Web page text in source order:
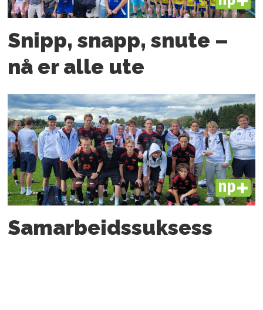
Snipp, snapp, snute –
nå er alle ute
PLUS
Samarbeids­suksess